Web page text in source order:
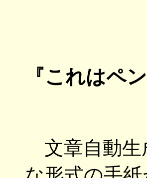
『これはペ
文章自動生